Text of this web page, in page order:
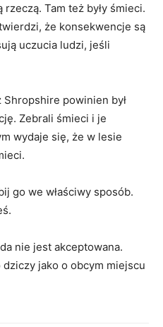
rzeczą. Tam też były śmieci.
że konsekwencje są
uczucia ludzi, jeśli
Shropshire powinien był
Zebrali śmieci i je
wydaje się, że w lesie
go we właściwy sposób.
nie jest akceptowana.
jako o obcym miejscu